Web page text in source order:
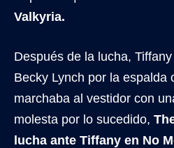
Valkyria.
Después de la lucha,
Becky Lynch por la espalda
marchaba al vestidor con
molesta por lo sucedido,
lucha ante Tiffany en No